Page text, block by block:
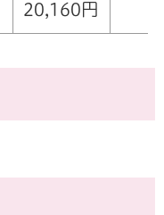
20,160円